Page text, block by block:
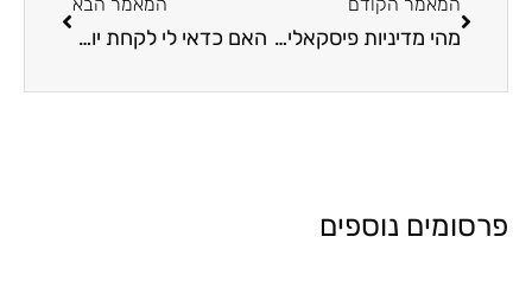
מהי מדיניות פיסקאלית מרחיבה – מאת יאנה דהן האם כדאי לי לקחת יועץ משכנתא?
פרסומים נוספים